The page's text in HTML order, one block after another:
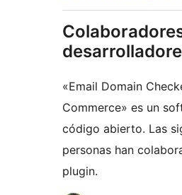
«Email Domain
Commerce» es un
código abierto. Las
personas han
plugin.